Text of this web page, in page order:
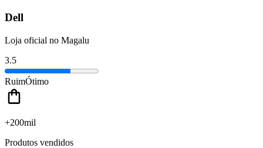
Dell
Loja oficial no Magalu
3.5
RuimÓtimo
+200mil
Produtos vendidos